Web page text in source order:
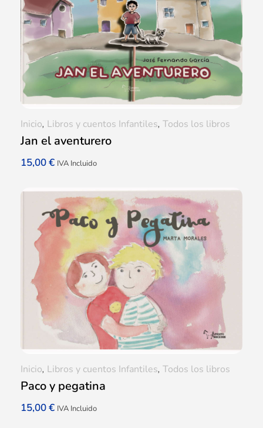
Jan el aventurero
15,00€ IVA Incluido
Inicio, Libros y cuentos Infantiles, Todos los libros
Paco y pegatina
15,00€ IVA Incluido
Inicio, Libros y cuentos Infantiles, Todos los libros